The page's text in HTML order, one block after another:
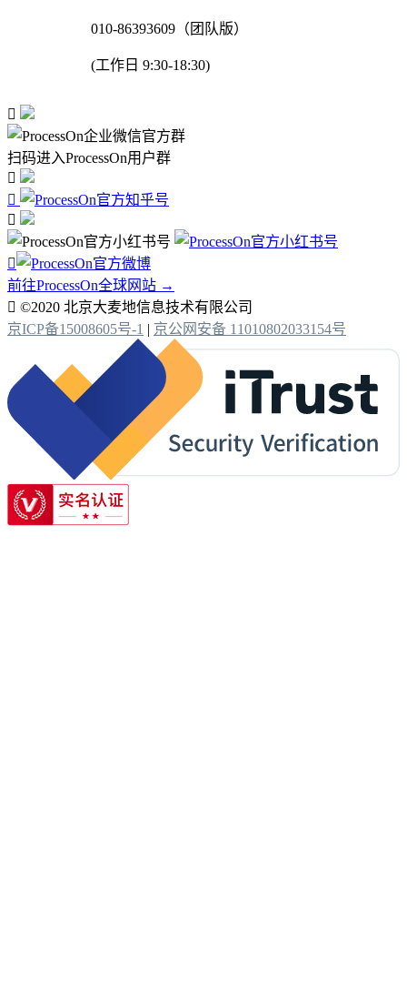
010-86393609（团队版）
(工作日 9:30-18:30)

扫码进入ProcessOn用户群




前往ProcessOn全球网站 →
 ©2020 北京大麦地信息技术有限公司
京ICP备15008605号-1 | 京公网安备 11010802033154号